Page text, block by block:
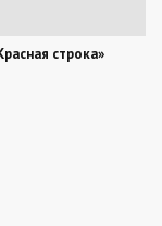
строка»